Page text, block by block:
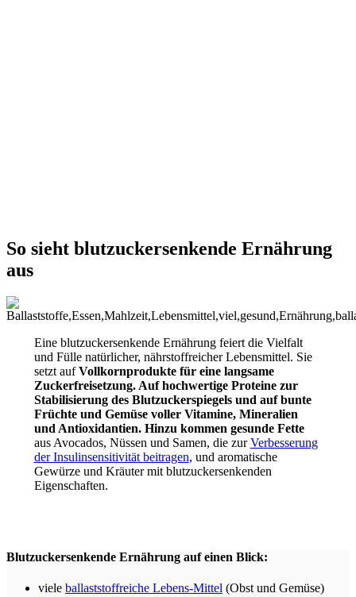
So sieht blutzuckersenkende Ernährung
aus
Eine blutzuckersenkende Ernährung feiert die Vielfalt
und Fülle natürlicher, nährstoffreicher Lebensmittel. Sie
setzt aufVollkornprodukte für eine langsame
Zuckerfreisetzung. Auf hochwertige Proteine zur
Stabilisierung des Blutzuckerspiegels und auf bunte
Früchte und Gemüse voller Vitamine, Mineralien
und Antioxidantien. Hinzu kommen gesunde Fette
aus Avocados, Nüssen und Samen, die zurVerbesserung
der Insulinsensitivität beitragen, und aromatische
Gewürze und Kräuter mit blutzuckersenkenden
Eigenschaften.
Blutzuckersenkende Ernährung auf einen Blick:
viele ballaststoffreiche Lebens-Mittel (Obst und Gemüse)